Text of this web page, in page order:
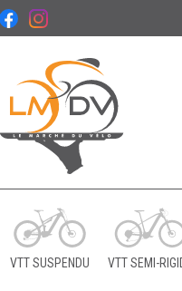
VTT SUSPENDU VTT SEMI-